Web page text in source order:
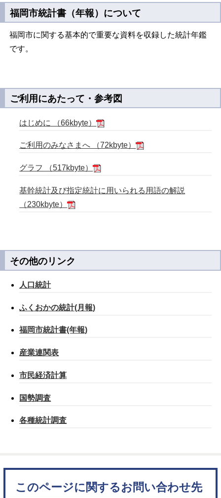
福岡市統計書（年報）について
福岡市に関する基本的で重要な資料を収録した統計年鑑
です。
ご利用にあたって・参考図
はじめに （66kbyte）
ご利用のみなさまへ （72kbyte）
グラフ （517kbyte）
基幹統計及び指定統計に用いられる用語の解説
（230kbyte）
その他のリンク
人口統計
ふくおかの統計(月報)
福岡市統計書(年報)
産業連関表
市民経済計算
国勢調査
各種統計調査
このページに関するお問い合わせ先